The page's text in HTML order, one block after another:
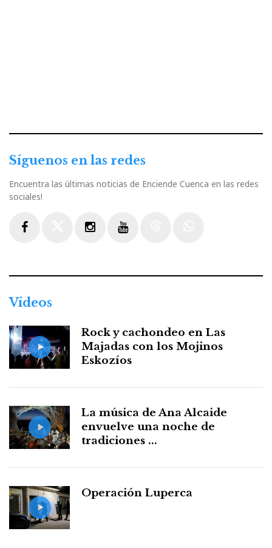
Síguenos en las redes
Encuentra las últimas noticias de Enciende Cuenca en las redes
sociales!
Vídeos
Rock y cachondeo en Las
Majadas con los Mojinos
Eskozíos
La música de Ana Alcaide
envuelve una noche de
tradiciones ...
Operación Luperca